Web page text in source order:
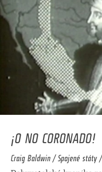
¡O NO CORONADO!
Craig Baldwin / Spojené státy